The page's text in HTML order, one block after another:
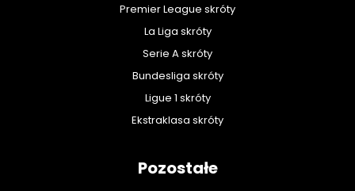
Premier League skróty
La Liga skróty
Serie A skróty
Bundesliga skróty
Ligue 1 skróty
Ekstraklasa skróty
Pozostałe